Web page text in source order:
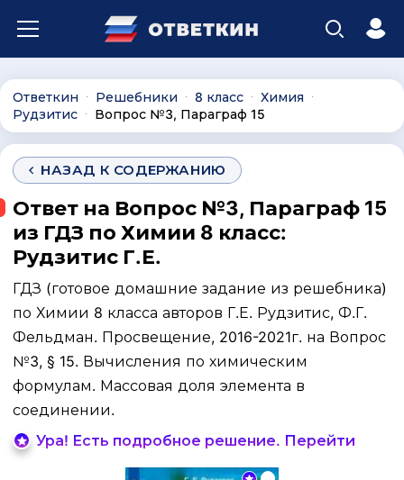
Ответкин ∙ Решебники ∙ 8 класс ∙ Химия ∙
Рудзитис ∙ Вопрос №3, Параграф 15
НАЗАД К СОДЕРЖАНИЮ
Ответ на Вопрос №3, Параграф 15
из ГДЗ по Химии 8 класс:
Рудзитис Г.Е.
ГДЗ (готовое домашние задание из решебника)
по Химии 8 класса авторов Г.Е. Рудзитис, Ф.Г.
Фельдман. Просвещение, 2016-2021г. на Вопрос
№3, § 15. Вычисления по химическим
формулам. Массовая доля элемента в
соединении.
Ура! Есть подробное решение. Перейти